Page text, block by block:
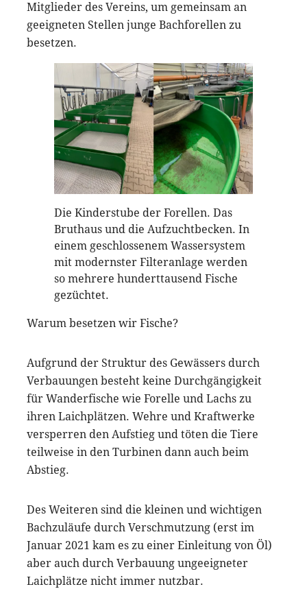
Mitglieder des Vereins, um gemeinsam an
geeigneten Stellen junge Bachforellen zu
besetzen.
Die Kinderstube der Forellen. Das
Bruthaus und die Aufzuchtbecken. In
einem geschlossenem Wassersystem
mit modernster Filteranlage werden
so mehrere hunderttausend Fische
gezüchtet.
Warum besetzen wir Fische?
Aufgrund der Struktur des Gewässers durch
Verbauungen besteht keine Durchgängigkeit
für Wanderfische wie Forelle und Lachs zu
ihren Laichplätzen. Wehre und Kraftwerke
versperren den Aufstieg und töten die Tiere
teilweise in den Turbinen dann auch beim
Abstieg.
Des Weiteren sind die kleinen und wichtigen
Bachzuläufe durch Verschmutzung (erst im
Januar 2021 kam es zu einer Einleitung von Öl)
aber auch durch Verbauung ungeeigneter
Laichplätze nicht immer nutzbar.